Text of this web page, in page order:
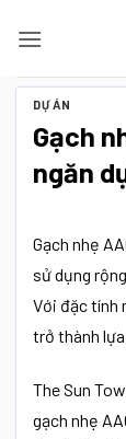
qua
nội
DỰ ÁN
Gạch
ngăn
Gạch nhẹ
sử dụng
Với đặc tính
trở thành
The Sun
gạch nhẹ